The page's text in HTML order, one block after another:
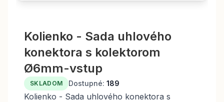
Kolienko - Sada uhlového
konektora s kolektorom
Ø6mm-vstup
SKLADOM Dostupné: 189
Kolienko - Sada uhlového konektora s